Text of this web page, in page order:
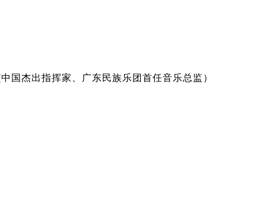
国杰出指挥家、广东民族乐团首任音乐总监）